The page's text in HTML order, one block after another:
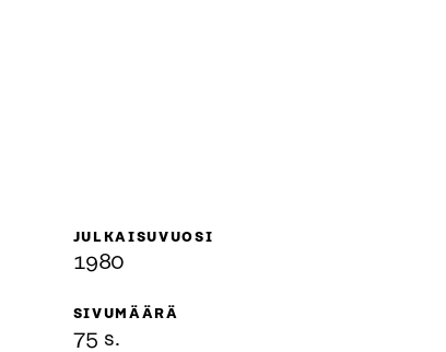
JULKAISUVUOSI
1980
SIVUMÄÄRÄ
75 s.